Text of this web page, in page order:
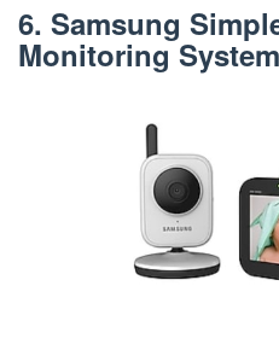
6. Samsung
Monitoring